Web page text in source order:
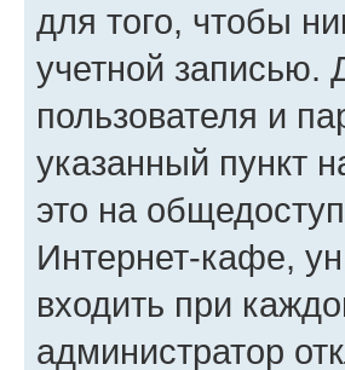
для того, чтобы
учетной записью.
пользователя и
указанный пункт
это на
Интернет-кафе,
входить при
администратор